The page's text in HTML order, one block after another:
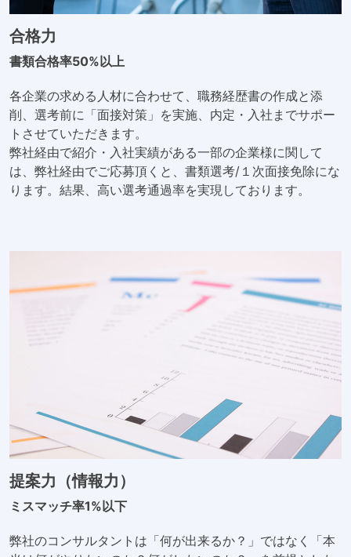
合格力
書類合格率50%以上
各企業の求める人材に合わせて、職務経歴書の作成と添
削、選考前に「面接対策」を実施、内定・入社までサポー
トさせていただきます。
弊社経由で紹介・入社実績がある一部の企業様に関して
は、弊社経由でご応募頂くと、書類選考/１次面接免除にな
ります。結果、高い選考通過率を実現しております。
提案力（情報力）
ミスマッチ率1%以下
弊社のコンサルタントは「何が出来るか？」ではなく「本